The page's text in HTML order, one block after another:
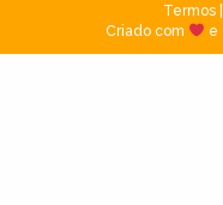
Termos|
Criado com
e